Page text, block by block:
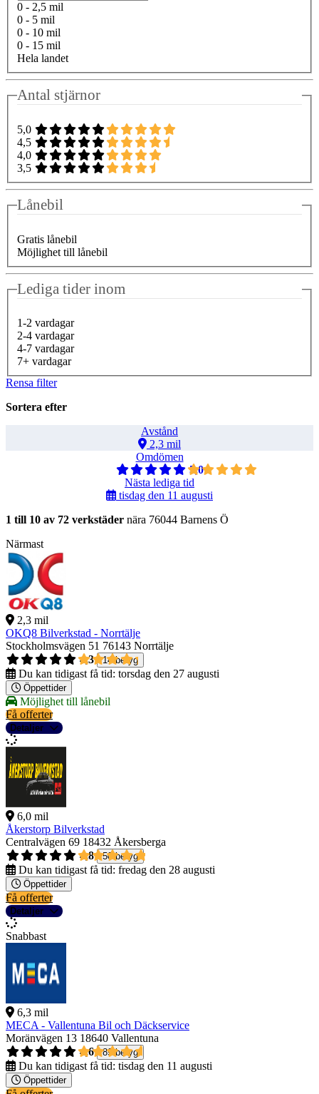
0 - 2,5 mil
0 - 5 mil
0 - 10 mil
0 - 15 mil
Hela landet
Antal stjärnor
5,0
4,5
4,0
3,5
Lånebil
Gratis lånebil
Möjlighet till lånebil
Lediga tider inom
1-2 vardagar
2-4 vardagar
4-7 vardagar
7+ vardagar
Rensa filter
Sortera efter
Avstånd
2,3 mil
Omdömen
5,0
Nästa lediga tid
tisdag den 11 augusti
1 till 10 av 72 verkstäder nära 76044 Barnens Ö
Närmast
2,3 mil
OKQ8 Bilverkstad - Norrtälje
Stockholmsvägen 51 76143 Norrtälje
4,3
14 betyg
Du kan tidigast få tid: torsdag den 27 augusti
Öppettider
Möjlighet till lånebil
Få offerter
Detaljer
6,0 mil
Åkerstorp Bilverkstad
Centralvägen 69 18432 Åkersberga
4,8
50 betyg
Du kan tidigast få tid: fredag den 28 augusti
Öppettider
Få offerter
Detaljer
Snabbast
6,3 mil
MECA - Vallentuna Bil och Däckservice
Moränvägen 13 18640 Vallentuna
4,6
89 betyg
Du kan tidigast få tid: tisdag den 11 augusti
Öppettider